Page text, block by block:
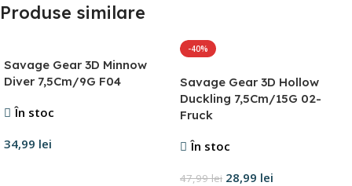
Produse similare
Savage Gear 3D Minnow
Diver 7,5Cm/9G F04
În stoc
34,99 lei
-40%
Savage Gear 3D Hollow
Duckling 7,5Cm/15G 02-
Fruck
În stoc
47,99lei 28,99 lei